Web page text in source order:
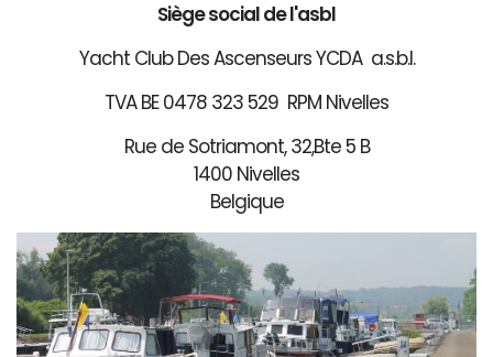
Siège social de l'asbl
Yacht Club Des Ascenseurs YCDA a.s.b.l.
TVA BE 0478 323 529 RPM Nivelles
Rue de Sotriamont, 32,Bte 5 B
1400 Nivelles
Belgique